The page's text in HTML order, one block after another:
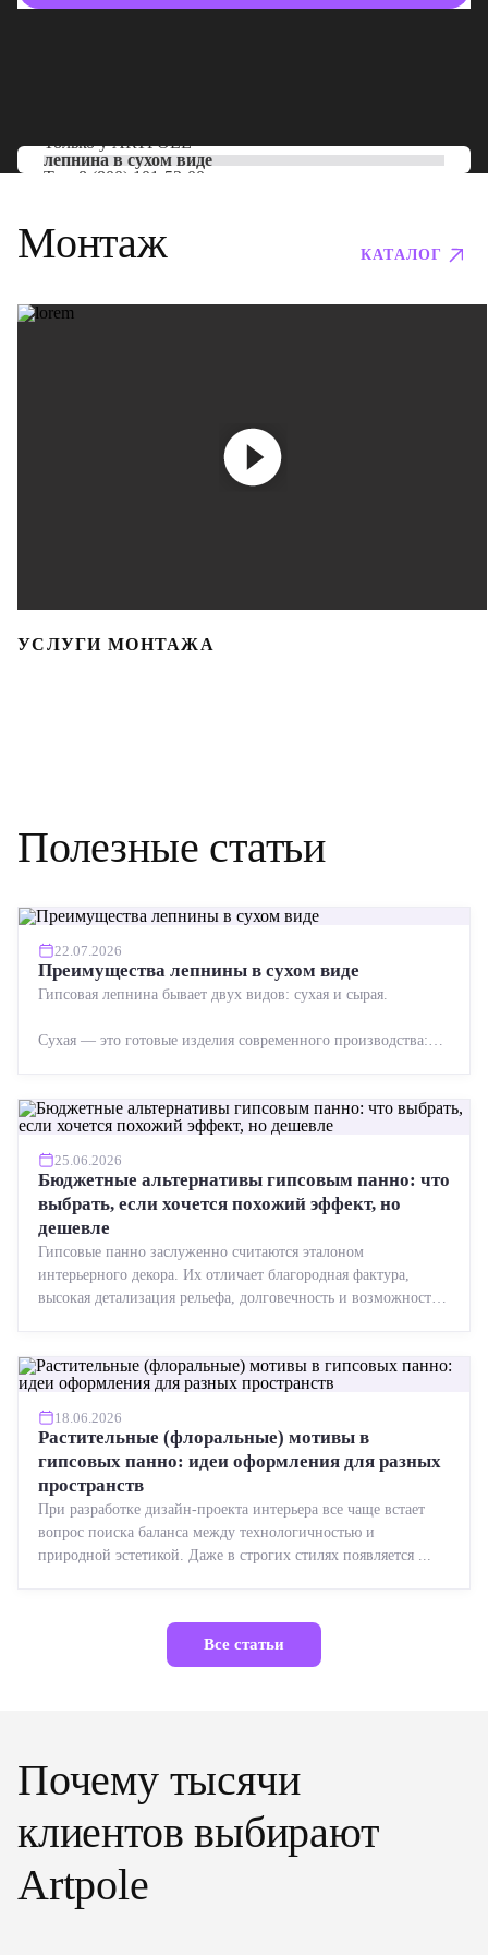
Только уARTPOLE
лепнина в сухом виде
Тел: 8 (800) 101-53-00
Монтаж КАТАЛОГ
УСЛУГИ МОНТАЖА
Полезные статьи
22.07.2026
Преимущества лепнины в сухом виде
Гипсовая лепнина бывает двух видов: сухая и сырая.
Сухая — это готовые изделия современного производства:
25.06.2026
Бюджетные альтернативы гипсовым панно: что
выбрать, если хочется похожий эффект, но
дешевле
Гипсовые панно заслуженно считаются эталоном
интерьерного декора. Их отличает благородная фактура,
высокая детализация рельефа, долговечность и возможность
18.06.2026
Растительные (флоральные) мотивы в
гипсовых панно: идеи оформления для разных
пространств
При разработке дизайн-проекта интерьера все чаще встает
вопрос поиска баланса между технологичностью и
природной эстетикой. Даже в строгих стилях появляется ...
Все статьи
Почему тысячи
клиентов выбирают
Artpole